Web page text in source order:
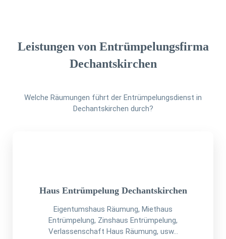
Leistungen von Entrümpelungsfirma
Dechantskirchen
Welche Räumungen führt der Entrümpelungsdienst in
Dechantskirchen durch?
Haus Entrümpelung Dechantskirchen
Eigentumshaus Räumung, Miethaus
Entrümpelung, Zinshaus Entrümpelung,
Verlassenschaft Haus Räumung, usw...